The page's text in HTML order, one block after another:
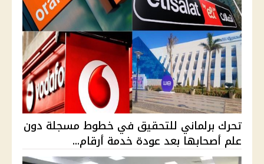
تحرك برلماني للتحقيق في خطوط مسجلة دون
علم أصحابها بعد عودة خدمة أرقام...